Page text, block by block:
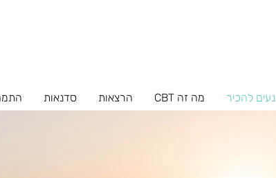
נעים להכיר מה זה CBT הרצאות סדנאות